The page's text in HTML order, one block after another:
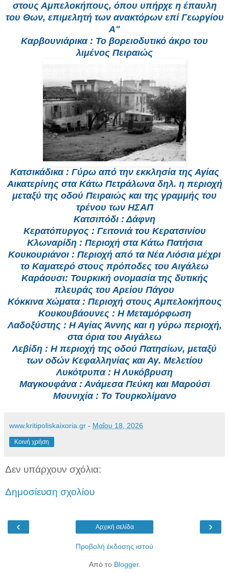
στους Αμπελοκήπους, όπου υπήρχε η έπαυλη
του Θων, επιμελητή των ανακτόρων επί Γεωργίου
Α"
Καρβουνιάρικα : Το βορειοδυτικό άκρο του
λιμένος Πειραιώς
Κατσικάδικα : Γύρω από την εκκλησία της Αγίας
Αικατερίνης στα Κάτω Πετράλωνα δηλ. η περιοχή
μεταξύ της οδού Πειραιώς και της γραμμής του
τρένου των ΗΣΑΠ
Κατσιπόδι : Δάφνη
Κερατόπυργος : Γειτονιά του Κερατσινίου
Κλωναρίδη : Περιοχή στα Κάτω Πατήσια
Κουκουριάνοι : Περιοχή από τα Νέα Λιόσια μέχρι
το Καματερό στους πρόποδες του Αιγάλεω
Καράουσι: Τουρκική ονομασία της δυτικής
πλευράς του Αρείου Πάγου
Κόκκινα Χώματα : Περιοχή στους Αμπελοκήπους
Κουκουβάουνες : H Μεταμόρφωση
Λαδοξύστης : Η Αγίας Άννης και η γύρω περιοχή,
στα όρια του Αιγάλεω
Λεβίδη : Η περιοχή της οδού Πατησίων, μεταξύ
των οδών Κεφαλληνίας και Αγ. Μελετίου
Λυκότρυπα : Η Λυκόβρυση
Μαγκουφάνα : Ανάμεσα Πεύκη και Μαρούσι
Μουνιχία : Το Τουρκολίμανο
www.kritipoliskaixoria.gr - Μαΐου 18, 2026
Κοινή χρήση
Δεν υπάρχουν σχόλια:
Δημοσίευση σχολίου
‹ ›
Αρχική σελίδα
Προβολή έκδοσης ιστού
Από το Blogger.